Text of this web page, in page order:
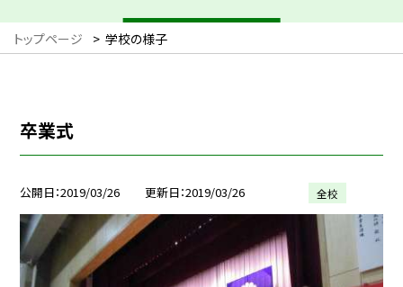
トップページ > 学校の様子
卒業式
公開日 2019/03/26 更新日 2019/03/26 全校